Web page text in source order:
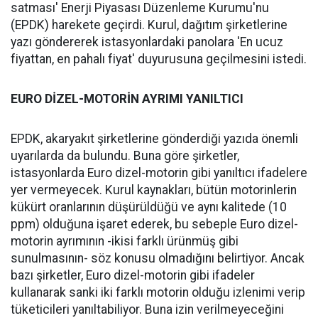
satması' Enerji Piyasası Düzenleme Kurumu'nu
(EPDK) harekete geçirdi. Kurul, dağıtım şirketlerine
yazı göndererek istasyonlardaki panolara 'En ucuz
fiyattan, en pahalı fiyat' duyurusuna geçilmesini istedi.
EURO DİZEL-MOTORİN AYRIMI YANILTICI
EPDK, akaryakıt şirketlerine gönderdiği yazıda önemli
uyarılarda da bulundu. Buna göre şirketler,
istasyonlarda Euro dizel-motorin gibi yanıltıcı ifadelere
yer vermeyecek. Kurul kaynakları, bütün motorinlerin
kükürt oranlarının düşürüldüğü ve aynı kalitede (10
ppm) olduğuna işaret ederek, bu sebeple Euro dizel-
motorin ayrımının -ikisi farklı ürünmüş gibi
sunulmasının- söz konusu olmadığını belirtiyor. Ancak
bazı şirketler, Euro dizel-motorin gibi ifadeler
kullanarak sanki iki farklı motorin olduğu izlenimi verip
tüketicileri yanıltabiliyor. Buna izin verilmeyeceğini